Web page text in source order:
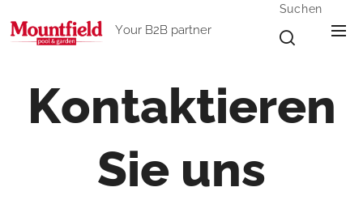
Your B2B partner
Suchen
Kontaktieren
Sie uns